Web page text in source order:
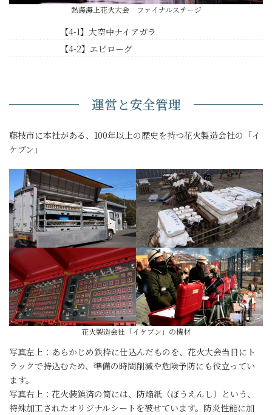
熱海海上花火大会 ファイナルステージ
【4-1】大空中ナイアガラ
【4-2】エピローグ
運営と安全管理
藤枝市に本社がある、100年以上の歴史を持つ花火製造会社の「イ
ケブン」
花火製造会社「イケブン」の機材
写真左上：あらかじめ鉄枠に仕込んだものを、花火大会当日にト
ラックで持込むため、準備の時間削減や危険予防にも役立ってい
ます。
写真右上：花火装鎮済の筒には、防焔紙（ぼうえんし）という、
特殊加工されたオリジナルシートを被せています。防炎性能に加